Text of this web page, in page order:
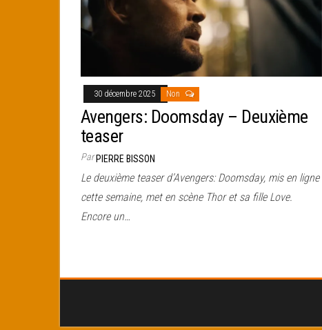
30 décembre 2025 Non
Avengers: Doomsday – Deuxième
teaser
ParPIERRE BISSON
Le deuxième teaser d’Avengers: Doomsday, mis en ligne
cette semaine, met en scène Thor et sa fille Love.
Encore un…